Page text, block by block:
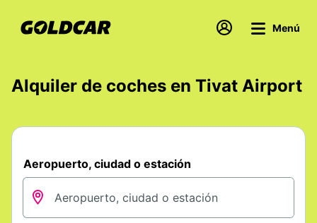
Menú
Alquiler de coches en Tivat Airport
Aeropuerto, ciudad o estación